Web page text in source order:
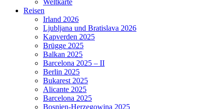
Weltkarte
Reisen
Irland 2026
Ljubljana und Bratislava 2026
Kapverden 2025
Brügge 2025
Balkan 2025
Barcelona 2025 – II
Berlin 2025
Bukarest 2025
Alicante 2025
Barcelona 2025
Bosnien-Herzegowina 2025